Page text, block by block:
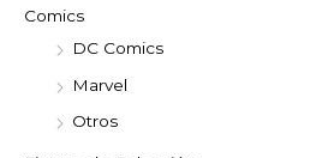
Comics
DC Comics
Marvel
Otros